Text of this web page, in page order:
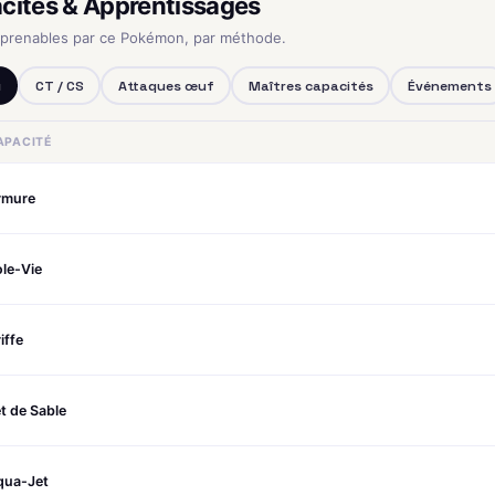
par ce Pokémon, par méthode.
CT / CS Attaques œuf Maîtres capacités Événements
Vie
de Sable
Jet